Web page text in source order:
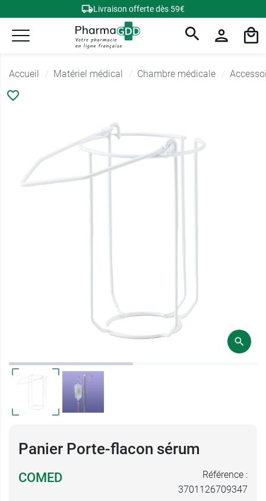
Livraison offerte dès 59€
Accueil Matériel médical Chambre médicale
Panier Porte-flacon sérum
COMED
Référence :
3701126709347